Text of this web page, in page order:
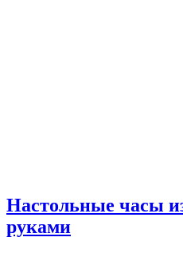
Настольные часы
руками